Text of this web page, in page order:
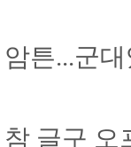
암튼...군
참 글구 오